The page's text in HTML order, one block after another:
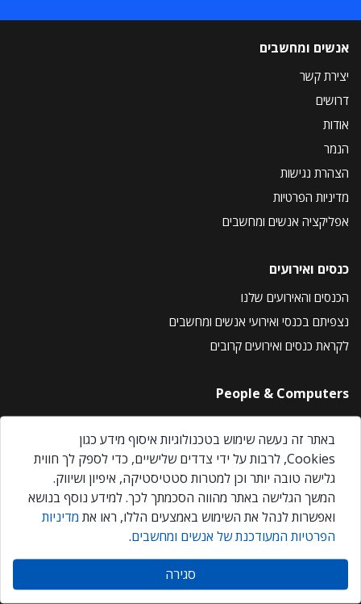
אנשים ומחשבים
יצירת קשר
דרושים
אודות
הנמר
הצהרת נגישות
מדיניות הפרטיות
אפליקציה אנשים ומחשבים
כנסים ואירועים
הכנסים והאירועים שלנו
נצפיתם בכנסי ואירועי אנשים ומחשבים
לקראת כנסים ואירועים קרובים
People & Computers
About Us
Privacy Policy
Contact Us
Our Events
אנשים ומחשבים © 2026 – כל הזכויות שמורות
באתר זה נעשה שימוש בטכנולוגיות איסוף מידע כגון
Cookies, לרבות על ידי צדדים שלישיים, כדי לספק לך חווית
גלישה טובה יותר וכן למטרות סטטיסטיקה, איפיון ושיווק.
המשך הגלישה באתר מהווה הסכמתך לכך. למידע נוסף בנושא
ואפשרות לנהל את השימוש באמצעים הללו, ראו את מדיניות
הפרטיות המעודכנת של אנשים ומחשבים.
סגירה